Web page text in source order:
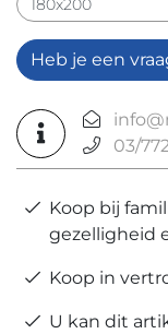
Heb je een
03/
Koop bij
gezelligheid
Koop in
U kan dit